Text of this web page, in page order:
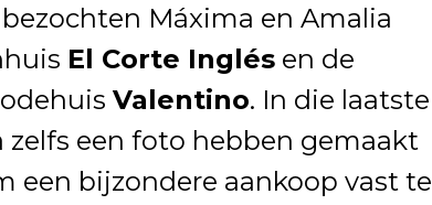
Máxima en Amalia
El Corte Inglés en de
Valentino. In die laatste
een foto hebben gemaakt
een bijzondere aankoop vast te